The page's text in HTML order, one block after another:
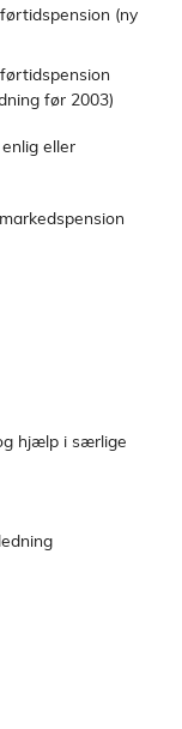
(ny
før 2003)
eller
erhvervsdrivende
hjælp i særlige
Danmark